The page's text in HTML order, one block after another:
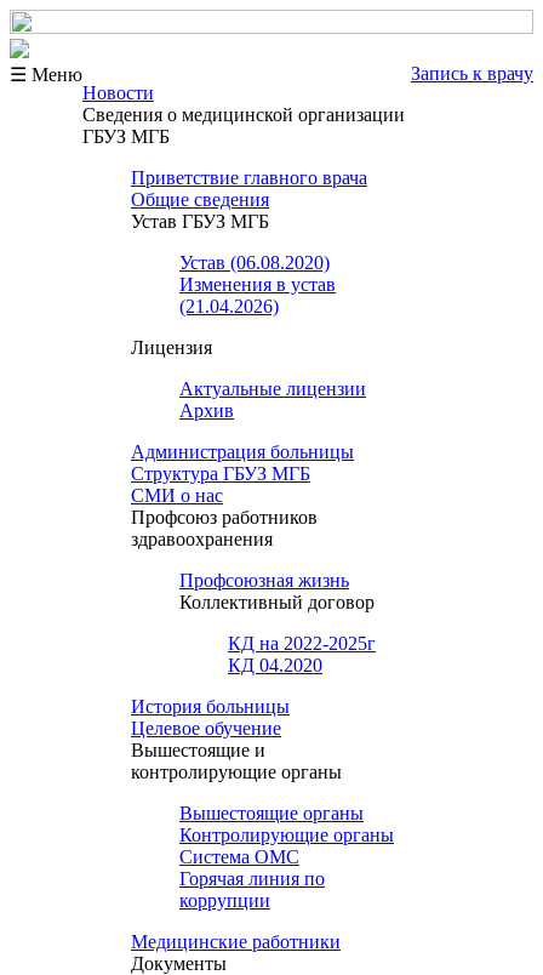
☰ Меню
Запись к врачу
Новости
Сведения о медицинской организации
ГБУЗ МГБ
Приветствие главного врача
Общие сведения
Устав ГБУЗ МГБ
Устав (06.08.2020)
Изменения в устав
(21.04.2026)
Лицензия
Актуальные лицензии
Архив
Администрация больницы
Структура ГБУЗ МГБ
СМИ о нас
Профсоюз работников
здравоохранения
Профсоюзная жизнь
Коллективный договор
КД на 2022-2025г
КД 04.2020
История больницы
Целевое обучение
Вышестоящие и
контролирующие органы
Вышестоящие органы
Контролирующие органы
Система ОМС
Горячая линия по
коррупции
Медицинские работники
Документы